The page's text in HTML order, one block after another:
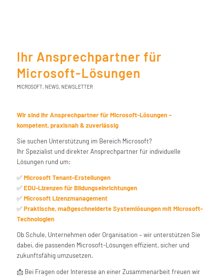
Ihr Ansprechpartner für
Microsoft-Lösungen
MICROSOFT, NEWS, NEWSLETTER
Wir sind Ihr Ansprechpartner für Microsoft-Lösungen –
kompetent, praxisnah & zuverlässig
Sie suchen Unterstützung im Bereich Microsoft?
Ihr Spezialist und direkter Ansprechpartner für individuelle
Lösungen rund um:
✅Microsoft Tenant-Erstellungen
✅EDU-Lizenzen für Bildungseinrichtungen
✅Microsoft Lizenzmanagement
✅Praktische, maßgeschneiderte Systemlösungen mit Microsoft-
Technologien
Ob Schule, Unternehmen oder Organisation – wir unterstützen Sie
dabei, die passenden Microsoft-Lösungen effizient, sicher und
zukunftsfähig umzusetzen.
📩 Bei Fragen oder Interesse an einer Zusammenarbeit freuen wir